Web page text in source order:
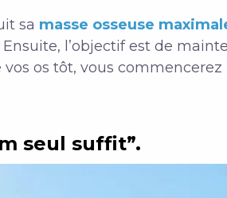
sa masse osseuse
Ensuite, l’objectif est de
os tôt, vous
seul suffit”.